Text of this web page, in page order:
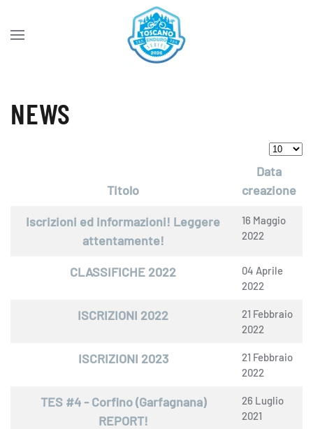
Skip to main content
NEWS
Articoli
Titolo
Data
creazione
Iscrizioni ed informazioni! Leggere
attentamente!
16 Maggio
2022
CLASSIFICHE 2022
04 Aprile
2022
ISCRIZIONI 2022
21 Febbraio
2022
ISCRIZIONI 2023
21 Febbraio
2022
TES #4 - Corfino (Garfagnana)
REPORT!
26 Luglio
2021